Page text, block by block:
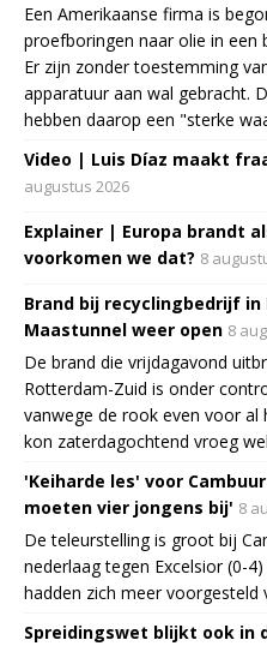
Een Amerikaanse firma is
proefboringen naar olie in een
Er zijn zonder toestemming
apparatuur aan wal gebracht.
hebben daarop een "sterke
Video | Luis Díaz maakt
augustus 2026
Explainer | Europa brandt
voorkomen we dat? 8
Brand bij recyclingbedrijf
Maastunnel weer open 8
De brand die vrijdagavond
Rotterdam-Zuid is onder
vanwege de rook even voor
kon zaterdagochtend vroeg
'Keiharde les' voor
moeten vier jongens bij' 8
De teleurstelling is groot bij
nederlaag tegen Excelsior (0-
hadden zich meer voorgesteld
Spreidingswet blijkt ook in